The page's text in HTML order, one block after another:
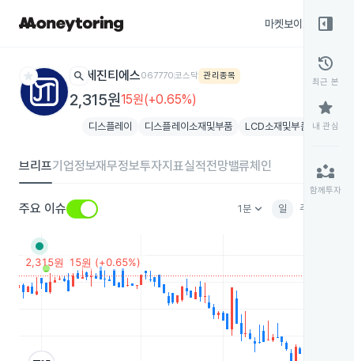
마켓보이스
star search 세진티에스067770코스닥 관리종목
2,315원15원(+0.65%)
디스플레이 디스플레이소재및부품 LCD소재및부품
브리프기업정보재무정보투자지표실적전망밸류체인
주요 이슈 1분keyboard_arrow_down 일 주
right_panel_open
history
최근 본
star
내 관심
partner_exchange
함께투자